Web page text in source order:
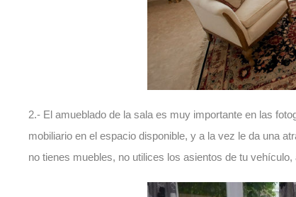
2.- El amueblado de la sala es muy importante en las
mobiliario en el espacio disponible, y a la vez le da una
no tienes muebles, no utilices los asientos de tu